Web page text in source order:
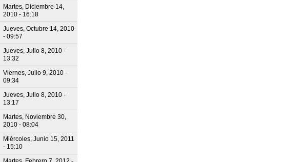
Martes, Diciembre 14,
2010 - 16:18
Jueves, Octubre 14, 2010
- 09:57
Jueves, Julio 8, 2010 -
13:32
Viernes, Julio 9, 2010 -
09:34
Jueves, Julio 8, 2010 -
13:17
Martes, Noviembre 30,
2010 - 08:04
Miércoles, Junio 15, 2011
- 15:10